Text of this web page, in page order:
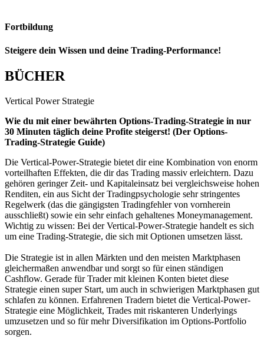
Fortbildung
Steigere dein Wissen und deine Trading-Performance!
BÜCHER
Vertical Power Strategie
Wie du mit einer bewährten Options-Trading-Strategie in nur
30 Minuten täglich deine Profite steigerst! (Der Options-
Trading-Strategie Guide)
Die Vertical-Power-Strategie bietet dir eine Kombination von enorm
vorteilhaften Effekten, die dir das Trading massiv erleichtern. Dazu
gehören geringer Zeit- und Kapitaleinsatz bei vergleichsweise hohen
Renditen, ein aus Sicht der Tradingpsychologie sehr stringentes
Regelwerk (das die gängigsten Tradingfehler von vornherein
ausschließt) sowie ein sehr einfach gehaltenes Moneymanagement.
Wichtig zu wissen: Bei derVertical-Power-Strategie handelt es sich
um eine Trading-Strategie, die sich mit Optionen umsetzen lässt.
Die Strategie ist in allen Märkten und den meisten Marktphasen
gleichermaßen anwendbar und sorgt so für einen ständigen
Cashflow. Gerade für Trader mit kleinen Konten bietet diese
Strategie einen super Start, um auch in schwierigen Marktphasen gut
schlafen zu können. Erfahrenen Tradern bietet die Vertical-Power-
Strategie eine Möglichkeit, Trades mit riskanteren Underlyings
umzusetzen und so für mehr Diversifikation im Options-Portfolio
sorgen.